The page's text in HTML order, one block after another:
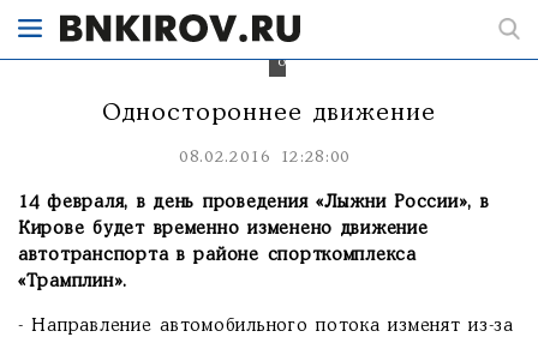
сделают
односторонним.
Одностороннее движение
08.02.2016 12:28:00
14 февраля, в день проведения «Лыжни России», в
Кирове будет временно изменено движение
автотранспорта в районе спорткомплекса
«Трамплин».
- Направление автомобильного потока изменят из-за